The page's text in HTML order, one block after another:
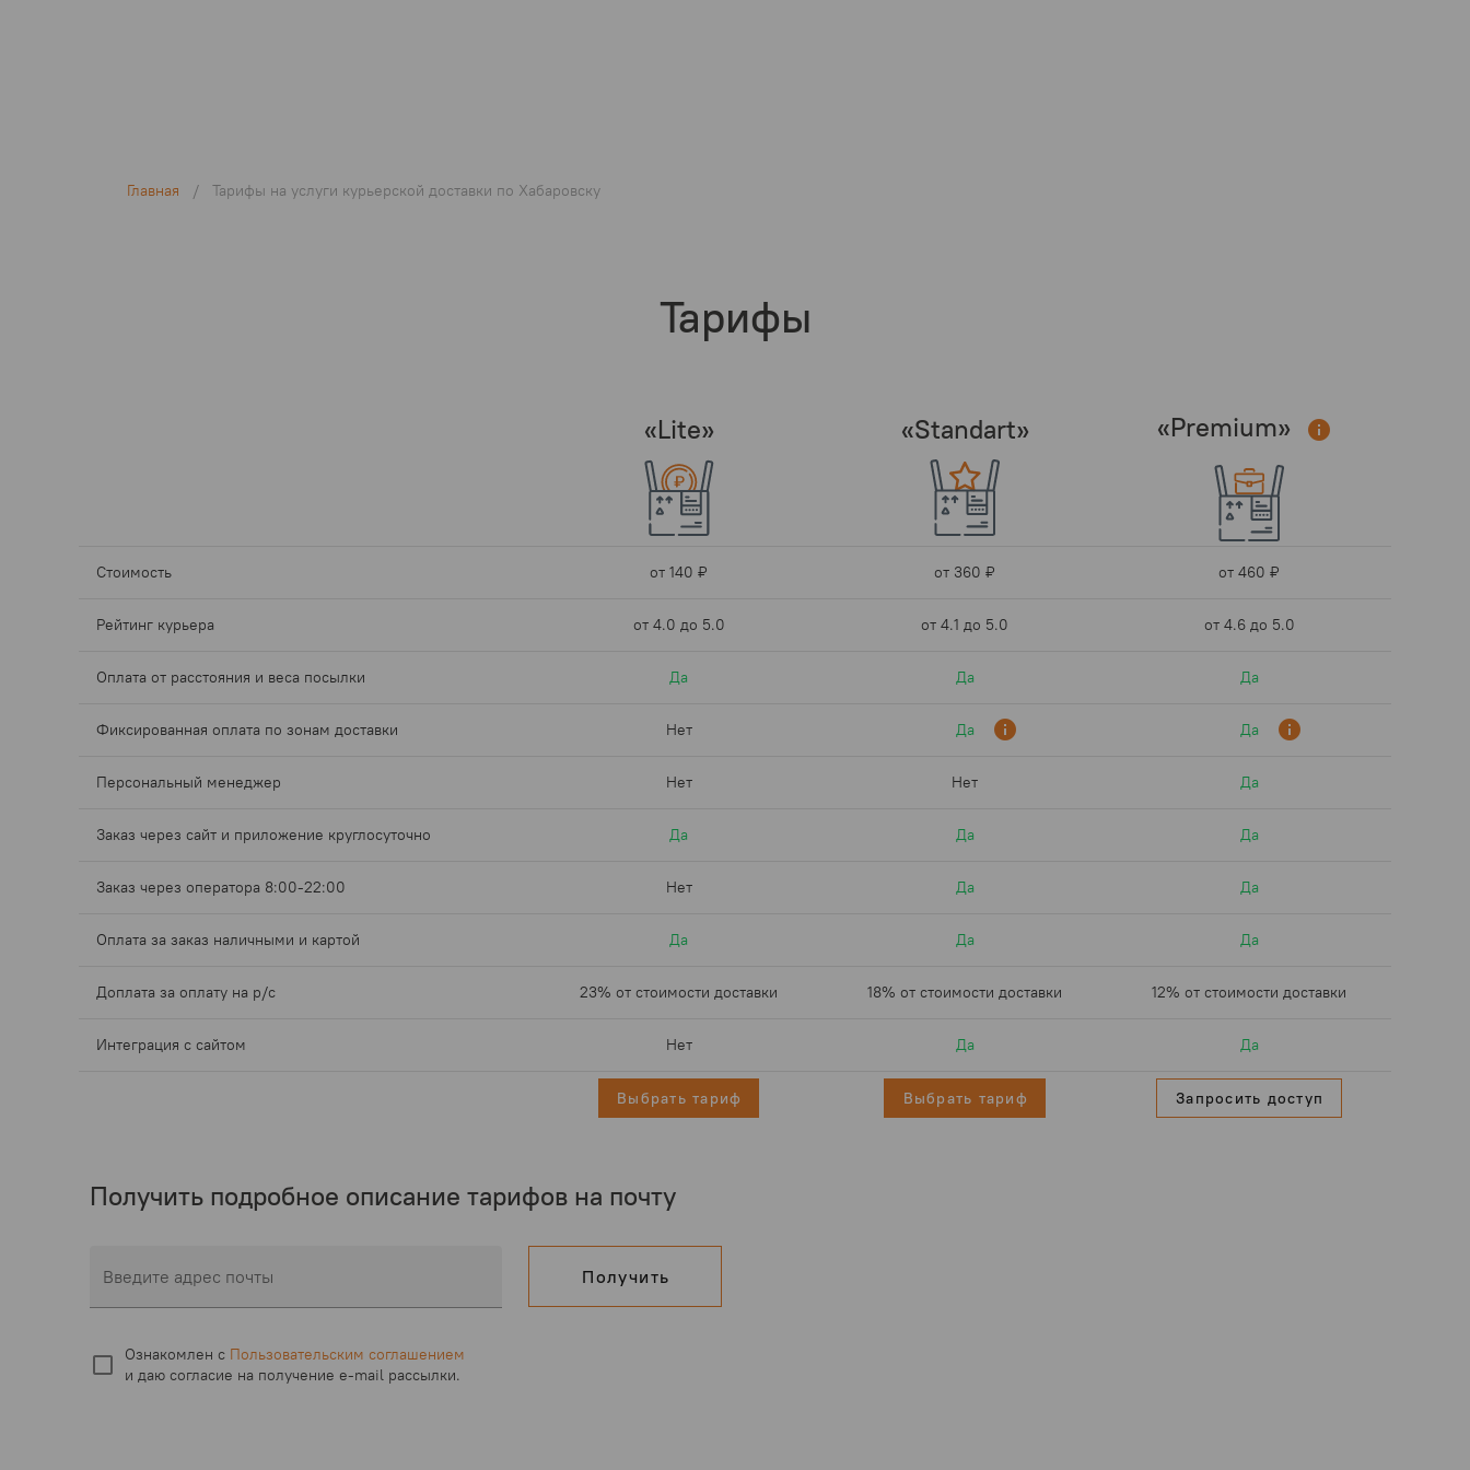
Главная / Тарифы на услуги курьерской доставки по Хабаровску
Тарифы
«Lite» «Standart» «Premium» info
Стоимость от 140 ₽ от 360 ₽ от 460 ₽
Рейтинг курьера от 4.0 до 5.0 от 4.1 до 5.0 от 4.6 до 5.0
Оплата от расстояния и веса посылки Да Да Да
Фиксированная оплата по зонам доставки Нет Да info Да info
Персональный менеджер Нет Нет Да
Заказ через сайт и приложение круглосуточно Да Да Да
Заказ через оператора 8:00-22:00 Нет Да Да
Оплата за заказ наличными и картой Да Да Да
Доплата за оплату на р/с 23% от стоимости доставки 18% от стоимости доставки 12% от стоимости доставки
Интеграция с сайтом Нет Да Да
Выбрать тариф Выбрать тариф Запросить доступ
Получить подробное описание тарифов на почту
Введите адрес почты Получить
Ознакомлен с Пользовательским соглашением
и даю согласие на получение e-mail рассылки.